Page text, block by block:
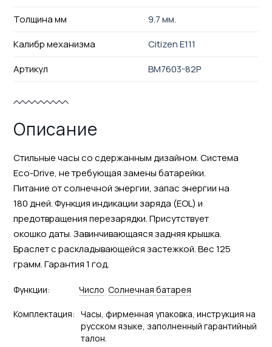
Толщина мм
9.7 мм.
Калибр механизма
Citizen E111
Артикул
BM7603-82P
Описание
Стильные часы со сдержанным дизайном. Система
Eco-Drive, не требующая замены батарейки.
Питание от солнечной энергии, запас энергии на
180 дней. Функция индикации заряда (EOL) и
предотвращения перезарядки. Присутствует
окошко даты. Завинчивающаяся задняя крышка.
Браслет с раскладывающейся застежкой. Вес 125
грамм. Гарантия 1 год.
Функции: Число Солнечная батарея
Комплектация: Часы, фирменная упаковка, инструкция на
русском языке, заполненный гарантийный
талон.